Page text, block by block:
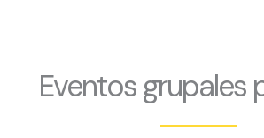
Eventos grupales